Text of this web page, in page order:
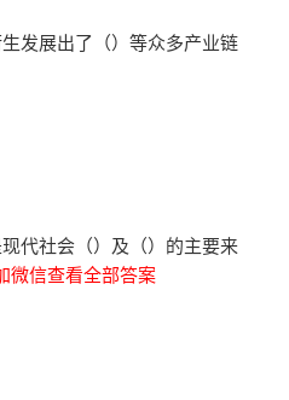
发展出了（）等众多产业链
代社会（）及（）的主要来
微信查看全部答案